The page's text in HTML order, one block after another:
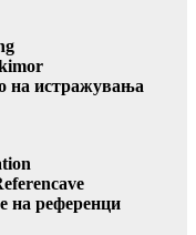
на истражувања
на референци